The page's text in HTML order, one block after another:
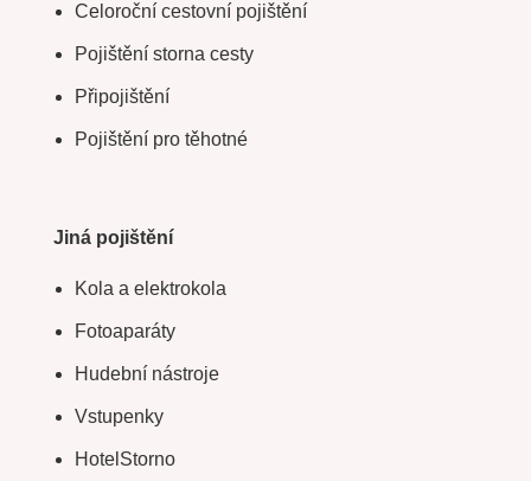
Celoroční cestovní pojištění
Pojištění storna cesty
Připojištění
Pojištění pro těhotné
Jiná pojištění
Kola a elektrokola
Fotoaparáty
Hudební nástroje
Vstupenky
HotelStorno